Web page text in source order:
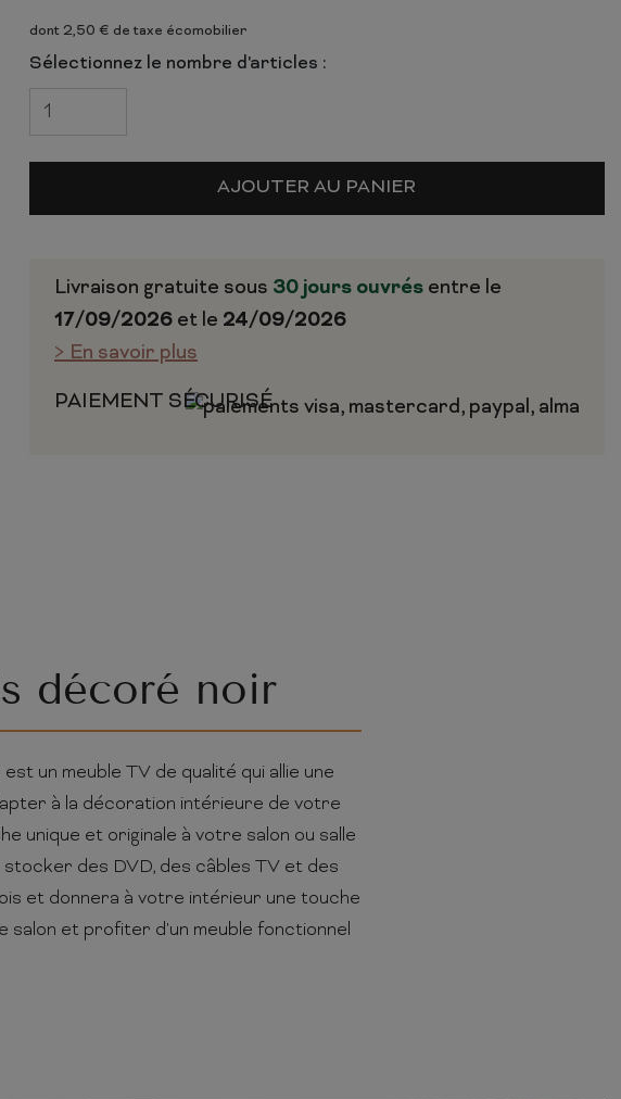
COMPLÈTE
dont 2,50 € de taxe écomobilier
Sélectionnez le nombre d'articles :
AJOUTER AU PANIER
Livraison gratuite sous 30 jours ouvrésentre le
17/09/2026et le 24/09/2026
> En savoir plus
PAIEMENT SÉCURISÉ
décoré noir
un meuble TV de qualité qui allie une
à la décoration intérieure de votre
unique et originale à votre salon ou salle
des DVD, des câbles TV et des
et donnera à votre intérieur une touche
salon et profiter d'un meuble fonctionnel